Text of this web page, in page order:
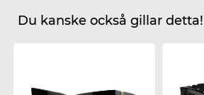
Du kanske också gillar detta!